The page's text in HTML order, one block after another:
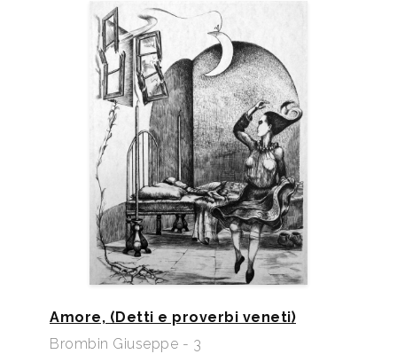
Amore, (Detti e proverbi veneti)
Brombin Giuseppe - 3